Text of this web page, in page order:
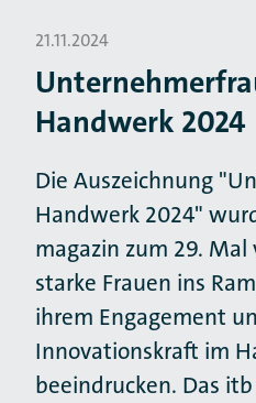
21.11.2024
Handwerk 2024
Die Auszeichnung
Handwerk 2024"
magazin zum 29.
starke Frauen ins
ihrem Engagement
Innovationskraft im
beeindrucken. Das